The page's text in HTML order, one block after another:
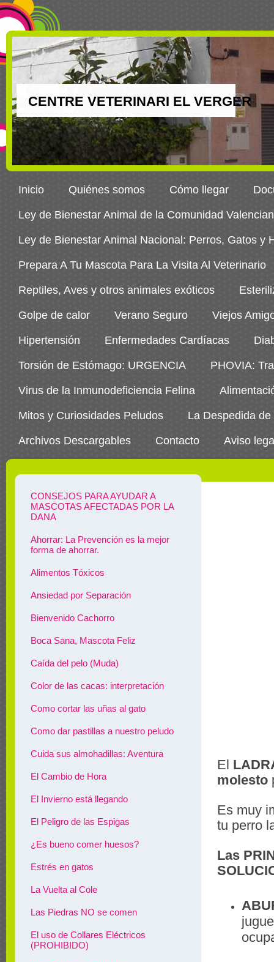
CENTRE VETERINARI EL VERGER
Inicio Quiénes somos Cómo llegar
Ley de Bienestar Animal de la Comunidad
Ley de Bienestar Animal Nacional: Perros, Gatos y
Prepara A Tu Mascota Para La Visita Al Veterinario
Reptiles, Aves y otros animales exóticos
Golpe de calor Verano Seguro Viejos
Hipertensión Enfermedades Cardíacas
Torsión de Estómago: URGENCIA PHOVIA:
Virus de la Inmunodeficiencia Felina
Mitos y Curiosidades Peludos La Despedida
Archivos Descargables Contacto Aviso
El
molesto
Es muy
tu perro
Las
CONSEJOS PARA AYUDAR A
MASCOTAS AFECTADAS POR LA
DANA
Ahorrar: La Prevención es la mejor
forma de ahorrar.
Alimentos Tóxicos
Ansiedad por Separación
Bienvenido Cachorro
Boca Sana, Mascota Feliz
Caída del pelo (Muda)
Color de las cacas: interpretación
Como cortar las uñas al gato
Como dar pastillas a nuestro peludo
Cuida sus almohadillas: Aventura
El Cambio de Hora
El Invierno está llegando
El Peligro de las Espigas
¿Es bueno comer huesos?
Estrés en gatos
La Vuelta al Cole
Las Piedras NO se comen
El uso de Collares Eléctricos
(PROHIBIDO)